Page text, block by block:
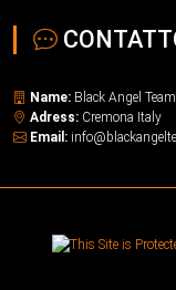
Name: Black Angel
Adress: Cremona Italy
Email: